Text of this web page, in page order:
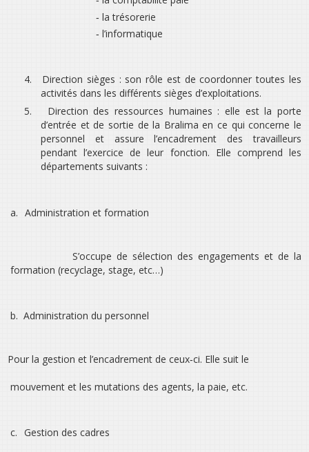
‐ la trésorerie
‐ l’informatique
4.
Direction sièges : son rôle est de coordonner toutes les
activités dans les différents sièges d’exploitations.
5.
Direction des ressources humaines : elle est la porte
d’entrée et de sortie de la Bralima en ce qui concerne le
personnel et assure l’encadrement des travailleurs
pendant l’exercice de leur fonction. Elle comprend les
départements suivants :
a. Administration et formation
S’occupe de sélection des engagements et de la
formation (recyclage, stage, etc…)
b. Administration du personnel
Pour la gestion et l’encadrement de ceux‐ci. Elle suit le
mouvement et les mutations des agents, la paie, etc.
c. Gestion des cadres